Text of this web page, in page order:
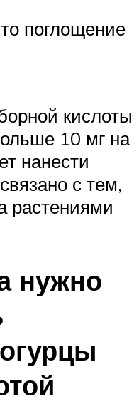
поглощение
кислоты
10 мг на
нанести
с тем,
растениями
нужно